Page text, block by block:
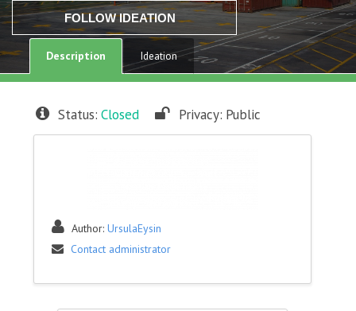
FOLLOW IDEATION
Description Ideation
Status: Closed Privacy: Public
Author: UrsulaEysin
Contact administrator